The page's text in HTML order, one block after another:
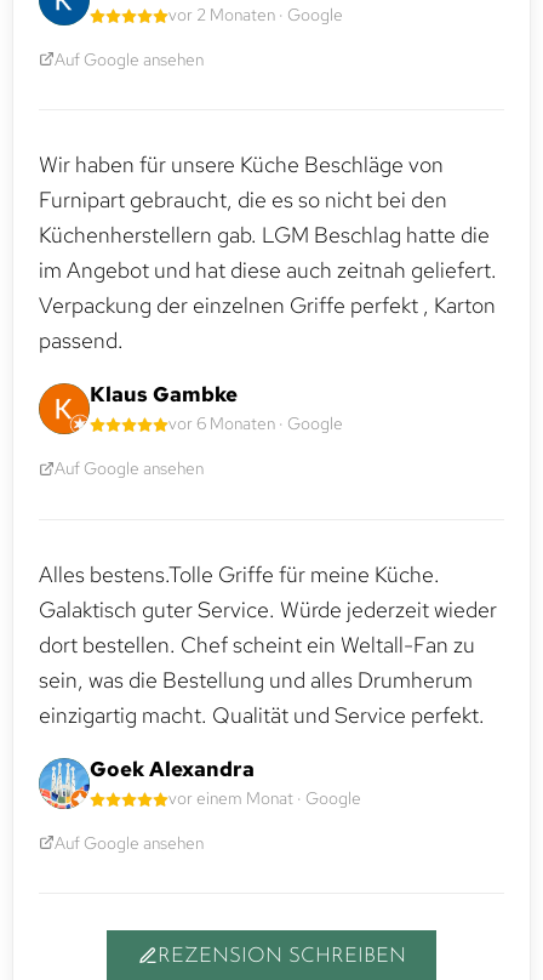
vor 2 Monaten · Google
Auf Google ansehen
Wir haben für unsere Küche Beschläge von
Furnipart gebraucht, die es so nicht bei den
Küchenherstellern gab. LGM Beschlag hatte die
im Angebot und hat diese auch zeitnah geliefert.
Verpackung der einzelnen Griffe perfekt , Karton
passend.
Klaus Gambke
vor 6 Monaten · Google
Auf Google ansehen
Alles bestens.Tolle Griffe für meine Küche.
Galaktisch guter Service. Würde jederzeit wieder
dort bestellen. Chef scheint ein Weltall-Fan zu
sein, was die Bestellung und alles Drumherum
einzigartig macht. Qualität und Service perfekt.
Goek Alexandra
vor einem Monat · Google
Auf Google ansehen
REZENSION SCHREIBEN